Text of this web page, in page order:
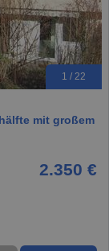
1 / 22
mit großem
2.350 €